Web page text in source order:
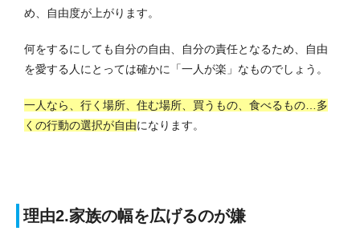
め、自由度が上がります。
何をするにしても自分の自由、自分の責任となるため、自由
を愛する人にとっては確かに「一人が楽」なものでしょう。
一人なら、行く場所、住む場所、買うもの、食べるもの…多
くの行動の選択が自由になります。
理由2.家族の幅を広げるのが嫌